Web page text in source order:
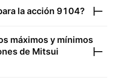
la acción 9104?
máximos y mínimos
de Mitsui